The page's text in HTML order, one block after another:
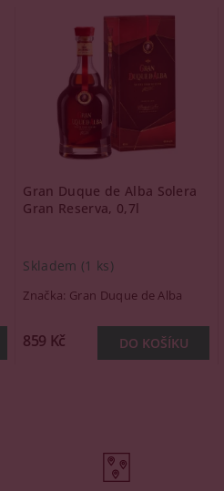
Gran Duque de Alba Solera
Gran Reserva, 0,7l
Skladem (1 ks)
Značka: Gran Duque de Alba
859 Kč